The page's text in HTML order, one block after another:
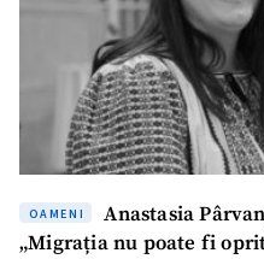
OAMENI
Anastasia
„Migrația nu poate fi
Am citit și sunt de
acord cu politica de
confidențialitate.
TRIMITE ȘTIREA